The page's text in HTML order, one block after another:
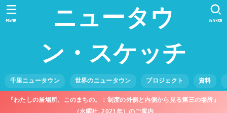
ニュータウ
ン・スケッチ
千里ニュータウン 世界のニュータウン プロジェクト 資料
SEARCH
MENU
『わたしの居場所、このまちの。：制度の外側と内側から見る第三の場所』
（水曜社, 2021年）のご案内